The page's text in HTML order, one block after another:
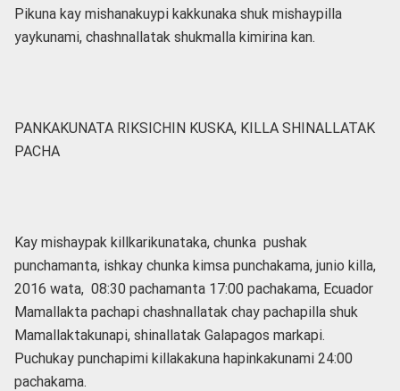
Pikuna kay mishanakuypi kakkunaka shuk mishaypilla
yaykunami, chashnallatak shukmalla kimirina kan.
PANKAKUNATA RIKSICHIN KUSKA, KILLA SHINALLATAK
PACHA
Kay mishaypak killkarikunataka, chunka pushak
punchamanta, ishkay chunka kimsa punchakama, junio killa,
2016 wata, 08:30 pachamanta 17:00 pachakama, Ecuador
Mamallakta pachapi chashnallatak chay pachapilla shuk
Mamallaktakunapi, shinallatak Galapagos markapi.
Puchukay punchapimi killakakuna hapinkakunami 24:00
pachakama.